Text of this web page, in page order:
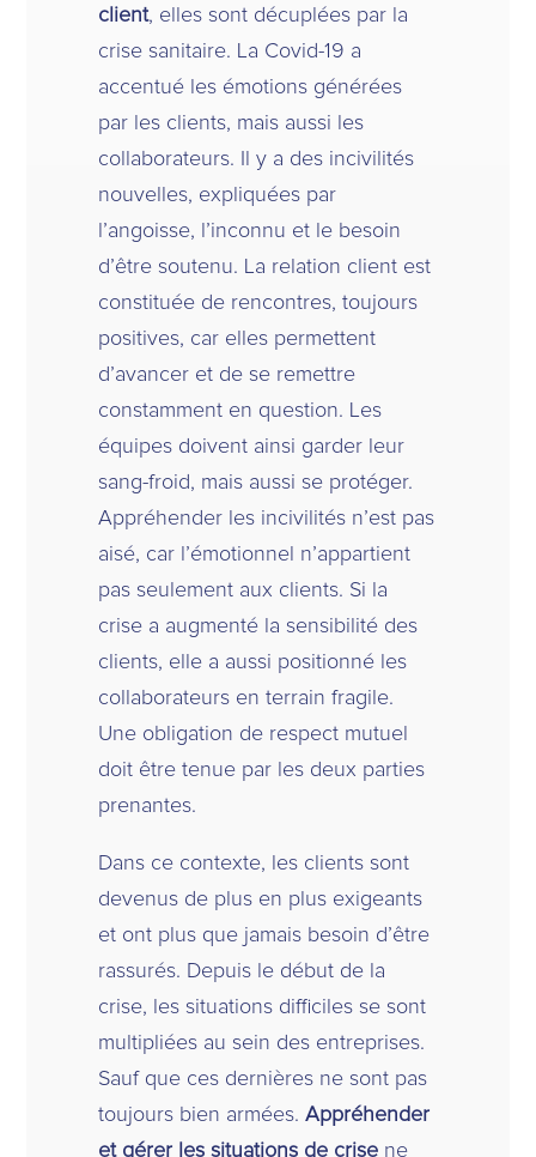
client, elles sont décuplées par la
crise sanitaire. La Covid-19 a
accentué les émotions générées
par les clients, mais aussi les
collaborateurs. Il y a des incivilités
nouvelles, expliquées par
l’angoisse, l’inconnu et le besoin
d’être soutenu. La relation client est
constituée de rencontres, toujours
positives, car elles permettent
d’avancer et de se remettre
constamment en question. Les
équipes doivent ainsi garder leur
sang-froid, mais aussi se protéger.
Appréhender les incivilités n’est pas
aisé, car l’émotionnel n’appartient
pas seulement aux clients. Si la
crise a augmenté la sensibilité des
clients, elle a aussi positionné les
collaborateurs en terrain fragile.
Une obligation de respect mutuel
doit être tenue par les deux parties
prenantes.
Dans ce contexte, les clients sont
devenus de plus en plus exigeants
et ont plus que jamais besoin d’être
rassurés. Depuis le début de la
crise, les situations difficiles se sont
multipliées au sein des entreprises.
Sauf que ces dernières ne sont pas
toujours bien armées.Appréhender
et gérer les situations de crise ne